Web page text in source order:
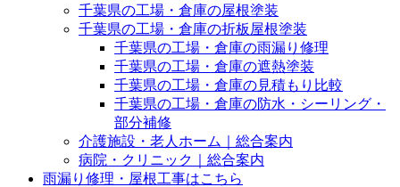
千葉県の工場・倉庫の屋根塗装
千葉県の工場・倉庫の折板屋根塗装
千葉県の工場・倉庫の雨漏り修理
千葉県の工場・倉庫の遮熱塗装
千葉県の工場・倉庫の見積もり比較
千葉県の工場・倉庫の防水・シーリング・
部分補修
介護施設・老人ホーム｜総合案内
病院・クリニック｜総合案内
雨漏り修理・屋根工事はこちら